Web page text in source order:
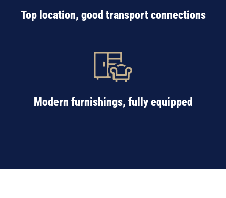
Top location, good transport connections
Modern furnishings, fully equipped